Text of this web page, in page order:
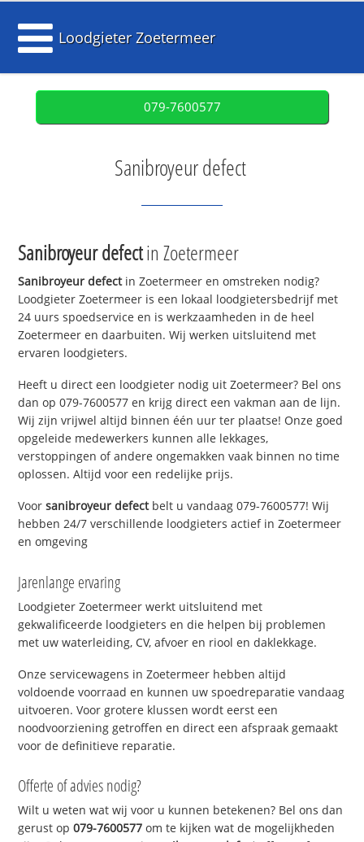
Loodgieter Zoetermeer
079-7600577
Sanibroyeur defect
Sanibroyeur defectin Zoetermeer
Sanibroyeur defectin Zoetermeer en omstreken nodig?
Loodgieter Zoetermeer is een lokaal loodgietersbedrijf met
24 uurs spoedservice en is werkzaamheden in de heel
Zoetermeer en daarbuiten. Wij werken uitsluitend met
ervaren loodgieters.
Heeft u direct een loodgieter nodig uit Zoetermeer? Bel ons
dan op 079-7600577 en krijg direct een vakman aan de lijn.
Wij zijn vrijwel altijd binnen één uur ter plaatse! Onze goed
opgeleide medewerkers kunnen alle lekkages,
verstoppingen of andere ongemakken vaak binnen no time
oplossen. Altijd voor een redelijke prijs.
Voorsanibroyeur defectbelt u vandaag 079-7600577! Wij
hebben 24/7 verschillende loodgieters actief in Zoetermeer
en omgeving
Jarenlange ervaring
Loodgieter Zoetermeer werkt uitsluitend met
gekwalificeerde loodgieters en die helpen bij problemen
met uw waterleiding, CV, afvoer en riool en daklekkage.
Onze servicewagens in Zoetermeer hebben altijd
voldoende voorraad en kunnen uw spoedreparatie vandaag
uitvoeren. Voor grotere klussen wordt eerst een
noodvoorziening getroffen en direct een afspraak gemaakt
voor de definitieve reparatie.
Offerte of advies nodig?
Wilt u weten wat wij voor u kunnen betekenen? Bel ons dan
gerust op079-7600577 om te kijken wat de mogelijkheden